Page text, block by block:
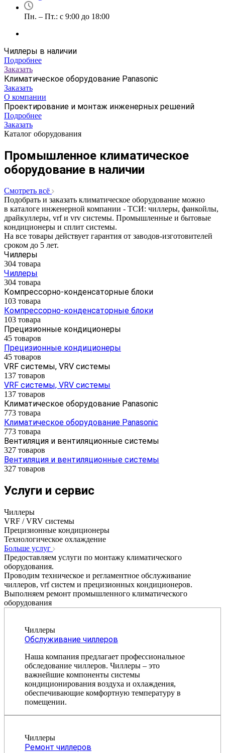
Пн. – Пт.: с 9:00 до 18:00
Чиллеры в наличии
Подробнее
Заказать
Климатическое оборудование Panasonic
Заказать
О компании
Проектирование и монтаж инженерных решений
Подробнее
Заказать
Каталог оборудования
Промышленное климатическое
оборудование в наличии
Смотреть всё
Подобрать и заказать климатическое оборудование можно
в каталоге инженерной компании - ТСИ: чиллеры, фанкойлы,
драйкуллеры, vrf и vrv системы. Промышленные и бытовые
кондиционеры и сплит системы.
На все товары действует гарантия от заводов-изготовителей
сроком до 5 лет.
Чиллеры
304 товара
Чиллеры
304 товара
Компрессорно-конденсаторные блоки
103 товара
Компрессорно-конденсаторные блоки
103 товара
Прецизионные кондиционеры
45 товаров
Прецизионные кондиционеры
45 товаров
VRF системы, VRV системы
137 товаров
VRF системы, VRV системы
137 товаров
Климатическое оборудование Panasonic
773 товара
Климатическое оборудование Panasonic
773 товара
Вентиляция и вентиляционные системы
327 товаров
Вентиляция и вентиляционные системы
327 товаров
Услуги и сервис
Чиллеры
VRF / VRV системы
Прецизионные кондиционеры
Технологическое охлаждение
Больше услуг
Предоставляем услуги по монтажу климатического
оборудования.
Проводим техническое и регламентное обслуживание
чиллеров, vrf систем и прецизионных кондиционеров.
Выполняем ремонт промышленного климатического
оборудования
Чиллеры
Обслуживание чиллеров
Наша компания предлагает профессиональное
обследование чиллеров. Чиллеры – это
важнейшие компоненты системы
кондиционирования воздуха и охлаждения,
обеспечивающие комфортную температуру в
помещении.
Чиллеры
Ремонт чиллеров